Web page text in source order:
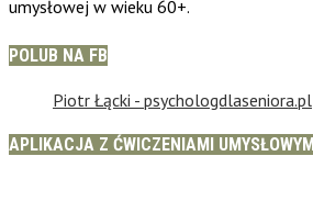
umysłowej w wieku 60+.
POLUB NA FB
Piotr Łącki - psychologdlaseniora.pl
APLIKACJA Z ĆWICZENIAMI UMYSŁOWYMI